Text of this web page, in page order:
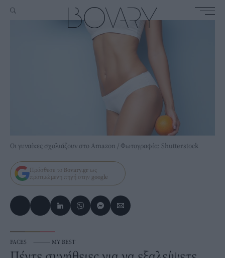
Οι γυναίκες σχολιάζουν στο Amazon / Φωτογραφία: Shutterstock
Πρόσθεσε το Bovary.gr ως
προτιμώμενη πηγή στην google
FACES ⸻ MY BEST